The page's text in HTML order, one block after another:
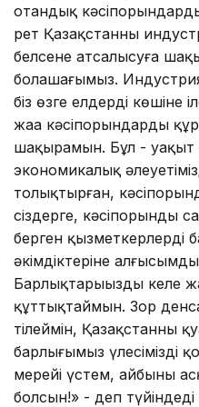
отандық
рет Қазақстанның
белсене атсалысуға
болашағымыз.
біз өзге елдердің
жаңа кәсіпорындардың
шақырамын. Бұл - уақыт
экономикалық
толықтырған,
сіздерге, кәсіпорынды
берген қызметкерлердің
әкімдіктеріне алғысымды
Барлықтарыңызды келе
құттықтаймын. Зор
тілеймін, Қазақстанның
барлығымыз үлесімізді
мерейі үстем, айбыны
болсын!» - деп